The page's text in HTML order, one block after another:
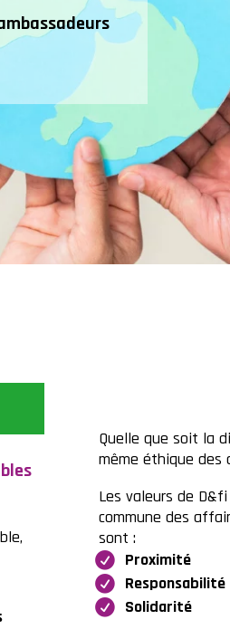
Quelle que soit la
même éthique
Les valeurs de
commune des
sont :
Proximité
Responsabilité
Solidarité